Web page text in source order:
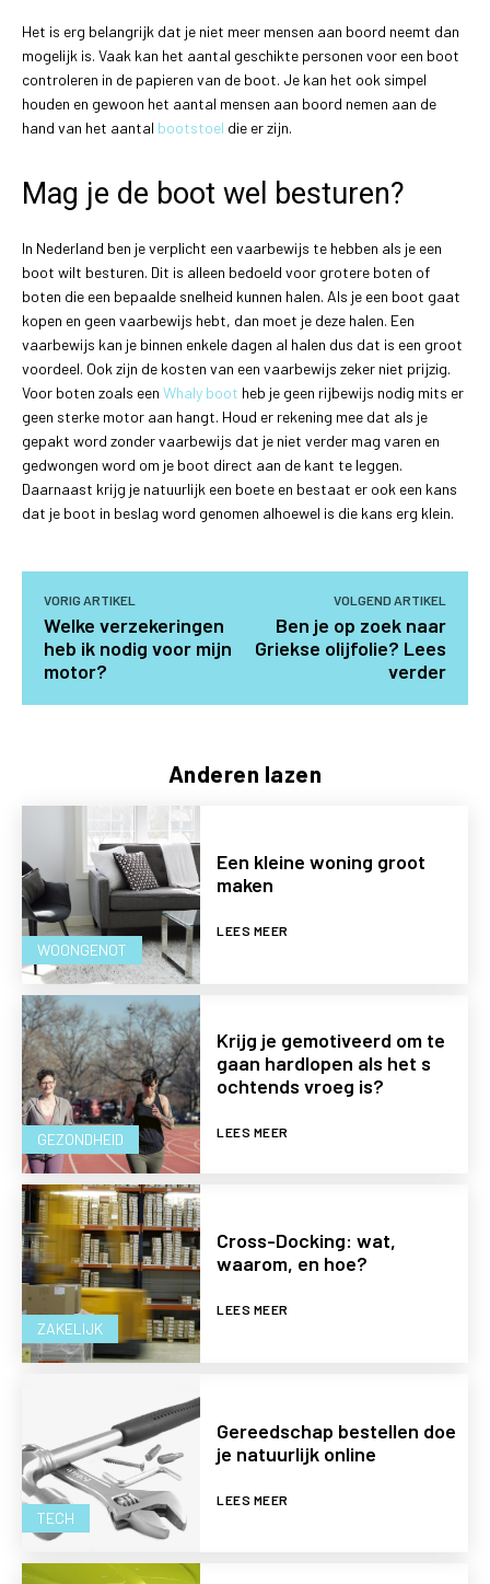
Anderen lazen
WOONGENOT
Een kleine woning groot
maken
LEES MEER
GEZONDHEID
Krijg je gemotiveerd om te
gaan hardlopen als het s
ochtends vroeg is?
LEES MEER
ZAKELIJK
Cross-Docking: wat,
waarom, en hoe?
LEES MEER
TECH
Gereedschap bestellen doe
je natuurlijk online
LEES MEER
Het is erg belangrijk dat je niet meer mensen aan boord neemt dan
mogelijk is. Vaak kan het aantal geschikte personen voor een boot
controleren in de papieren van de boot. Je kan het ook simpel
houden en gewoon het aantal mensen aan boord nemen aan de
hand van het aantal bootstoel die er zijn.
Mag je de boot wel besturen?
In Nederland ben je verplicht een vaarbewijs te hebben als je een
boot wilt besturen. Dit is alleen bedoeld voor grotere boten of
boten die een bepaalde snelheid kunnen halen. Als je een boot gaat
kopen en geen vaarbewijs hebt, dan moet je deze halen. Een
vaarbewijs kan je binnen enkele dagen al halen dus dat is een groot
voordeel. Ook zijn de kosten van een vaarbewijs zeker niet prijzig.
Voor boten zoals een Whaly boot heb je geen rijbewijs nodig mits er
geen sterke motor aan hangt. Houd er rekening mee dat als je
gepakt word zonder vaarbewijs dat je niet verder mag varen en
gedwongen word om je boot direct aan de kant te leggen.
Daarnaast krijg je natuurlijk een boete en bestaat er ook een kans
dat je boot in beslag word genomen alhoewel is die kans erg klein.
VORIG ARTIKEL
Welke verzekeringen
heb ik nodig voor mijn
motor?
VOLGEND ARTIKEL
Ben je op zoek naar
Griekse olijfolie? Lees
verder